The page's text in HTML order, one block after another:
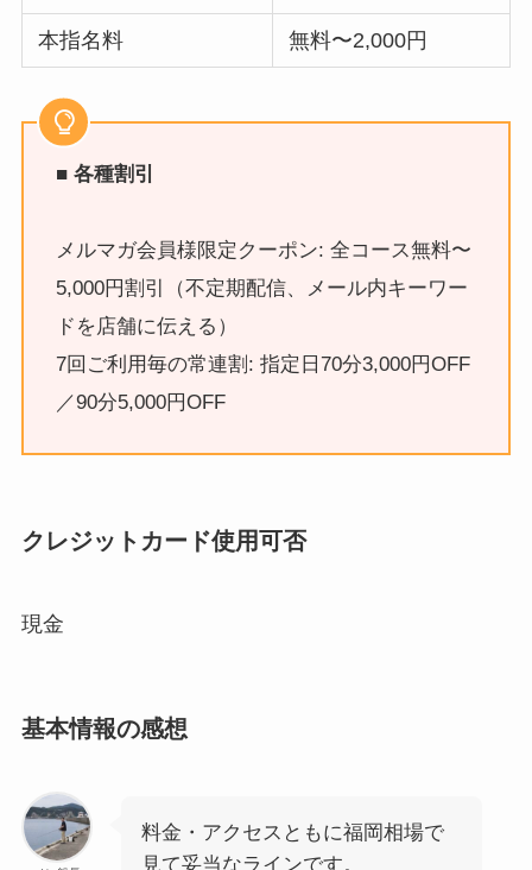
本指名料 無料〜2,000円
■ 各種割引
メルマガ会員様限定クーポン: 全コース無料〜
5,000円割引（不定期配信、メール内キーワー
ドを店舗に伝える）
7回ご利用毎の常連割: 指定日70分3,000円OFF
／90分5,000円OFF
クレジットカード使用可否
現金
基本情報の感想
料金・アクセスともに福岡相場で
見て妥当なラインです。